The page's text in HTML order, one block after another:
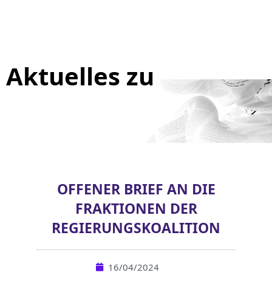
Aktuelles zu
OFFENER BRIEF AN DIE
FRAKTIONEN DER
REGIERUNGSKOALITION
16/04/2024